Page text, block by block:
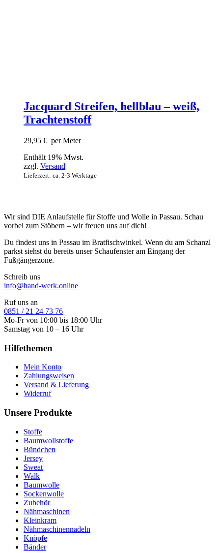
Jacquard Streifen, hellblau – weiß,
Trachtenstoff
29,95 € per Meter
Enthält 19% Mwst.
zzgl. Versand
Lieferzeit: ca. 2-3 Werktage
Wir sind DIE Anlaufstelle für Stoffe und Wolle in Passau. Schau
vorbei zum Stöbern – wir freuen uns auf dich!
Du findest uns in Passau im Bratfischwinkel. Wenn du am Schanzl
parkst siehst du bereits unser Schaufenster am Eingang der
Fußgängerzone.
Schreib uns
info@hand-werk.online
Ruf uns an
0851 / 21 24 73 76
Mo-Fr von 10:00 bis 18:00 Uhr
Samstag von 10 – 16 Uhr
Hilfethemen
Mein Konto
Zahlungsweisen
Versand & Lieferung
Widerruf
Unsere Produkte
Stoffe
Baumwollstoffe
Bündchen
Jersey
Sweat
Walk
Baumwolle
Sockenwolle
Zubehör
Nähmaschinen
Kleinkram
Nähmaschinennadeln
Knöpfe
Bänder